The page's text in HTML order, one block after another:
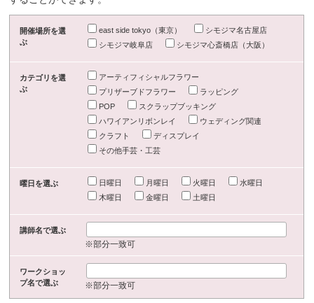
開催場所を選
ぶ
east side tokyo（東京）
シモジマ名古屋店
シモジマ岐阜店
シモジマ心斎橋店（大阪）
カテゴリを選
ぶ
アーティフィシャルフラワー
プリザーブドフラワー
ラッピング
POP
スクラップブッキング
ハワイアンリボンレイ
ウェディング関連
クラフト
ディスプレイ
その他手芸・工芸
曜日を選ぶ 日曜日 月曜日 火曜日
水曜日
木曜日
金曜日 土曜日
講師名で選ぶ
※部分一致可
ワークショッ
プ名で選ぶ
※部分一致可